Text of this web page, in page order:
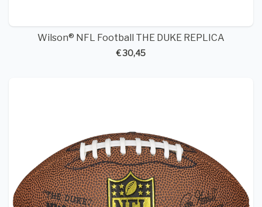
Wilson® NFL Football THE DUKE REPLICA
€ 30,45